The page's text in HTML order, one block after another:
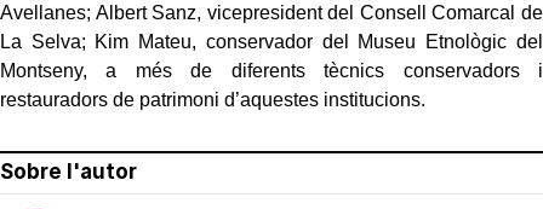
Avellanes; Albert Sanz, vicepresident del Consell Comarcal de
La Selva; Kim Mateu, conservador del Museu Etnològic del
Montseny, a més de diferents tècnics conservadors i
restauradors de patrimoni d’aquestes institucions.
Sobre l'autor